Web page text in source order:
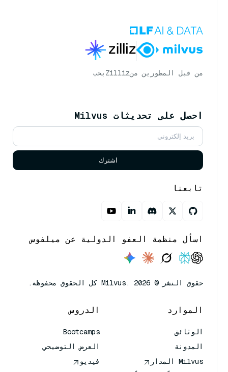
من قبل المطورين منZilliz بحب
احصل على تحديثات Milvus
اشترك
تابعنا
اسأل منظمة العفو الدولية عن ميلفوس
حقوق النشر © Milvus. 2026 كل الحقوق محفوظة.
الموارد
الوثائق
المدونة
Milvus المدار
الدروس
Bootcamps
العرض التوضيحي
فيديو